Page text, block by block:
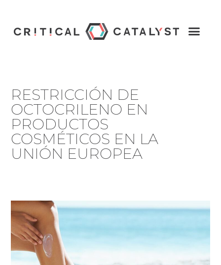
RESTRICCIÓN DE
OCTOCRILENO EN
PRODUCTOS
COSMÉTICOS EN LA
UNIÓN EUROPEA